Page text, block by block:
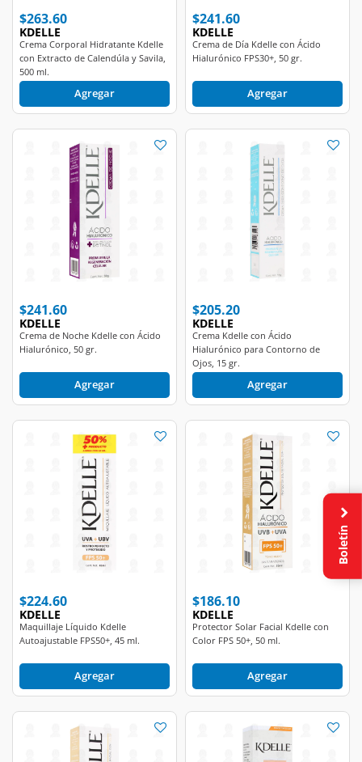
$263.60
KDELLE
Crema Corporal Hidratante Kdelle
con Extracto de Calendúla y Savila,
500 ml.
Agregar
$241.60
KDELLE
Crema de Día Kdelle con Ácido
Hialurónico FPS30+, 50 gr.
Agregar
$241.60
KDELLE
Crema de Noche Kdelle con Ácido
Hialurónico, 50 gr.
Agregar
$205.20
KDELLE
Crema Kdelle con Ácido
Hialurónico para Contorno de
Ojos, 15 gr.
Agregar
$224.60
KDELLE
Maquillaje Líquido Kdelle
Autoajustable FPS50+, 45 ml.
Agregar
$186.10
KDELLE
Protector Solar Facial Kdelle con
Color FPS 50+, 50 ml.
Agregar
Boletín